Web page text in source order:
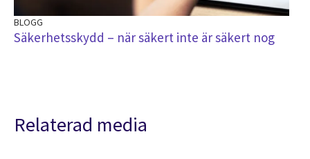
BLOGG
Säkerhetsskydd – när säkert inte är säkert nog
Relaterad media